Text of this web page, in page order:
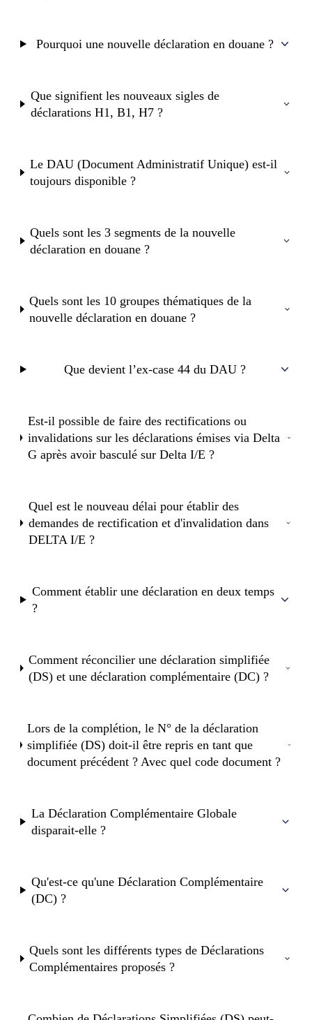
Pourquoi une nouvelle déclaration en douane ?
Que signifient les nouveaux sigles de
déclarations H1, B1, H7 ?
Le DAU (Document Administratif Unique) est-il
toujours disponible ?
Quels sont les 3 segments de la nouvelle
déclaration en douane ?
Quels sont les 10 groupes thématiques de la
nouvelle déclaration en douane ?
Que devient l’ex-case 44 du DAU ?
Est-il possible de faire des rectifications ou
invalidations sur les déclarations émises via Delta
G après avoir basculé sur Delta I/E ?
Quel est le nouveau délai pour établir des
demandes de rectification et d'invalidation dans
DELTA I/E ?
Comment établir une déclaration en deux temps
?
Comment réconcilier une déclaration simplifiée
(DS) et une déclaration complémentaire (DC) ?
Lors de la complétion, le N° de la déclaration
simplifiée (DS) doit-il être repris en tant que
document précédent ? Avec quel code document ?
La Déclaration Complémentaire Globale
disparait-elle ?
Qu'est-ce qu'une Déclaration Complémentaire
(DC) ?
Quels sont les différents types de Déclarations
Complémentaires proposés ?